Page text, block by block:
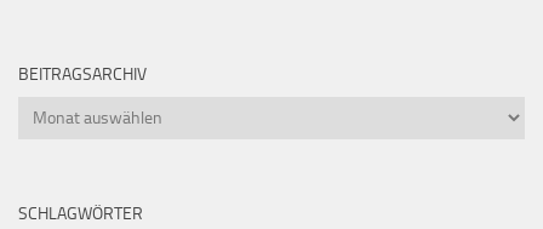
BEITRAGSARCHIV
Beitragsarchiv
SCHLAGWÖRTER